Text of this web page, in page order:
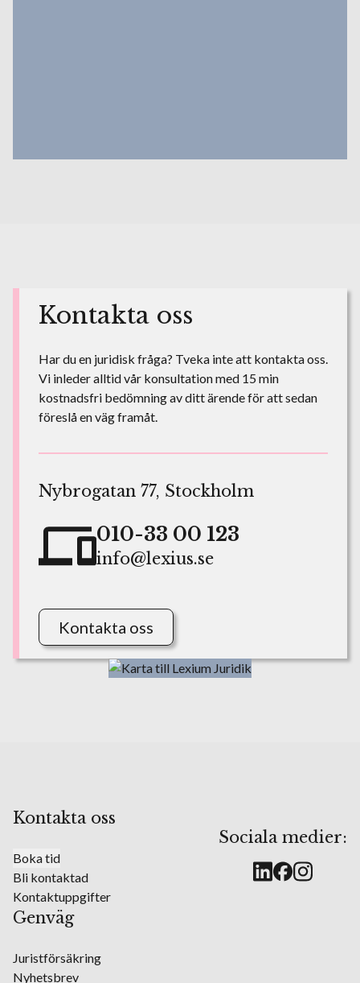
Kontakta oss
Har du en juridisk fråga? Tveka inte att kontakta oss.
Vi inleder alltid vår konsultation med 15 min
kostnadsfri bedömning av ditt ärende för att sedan
föreslå en väg framåt.
Nybrogatan 77, Stockholm
010-33 00 123
info@lexius.se
Kontakta oss
Kontakta oss
Boka tid
Bli kontaktad
Kontaktuppgifter
Genväg
Juristförsäkring
Nyhetsbrev
Sociala medier: